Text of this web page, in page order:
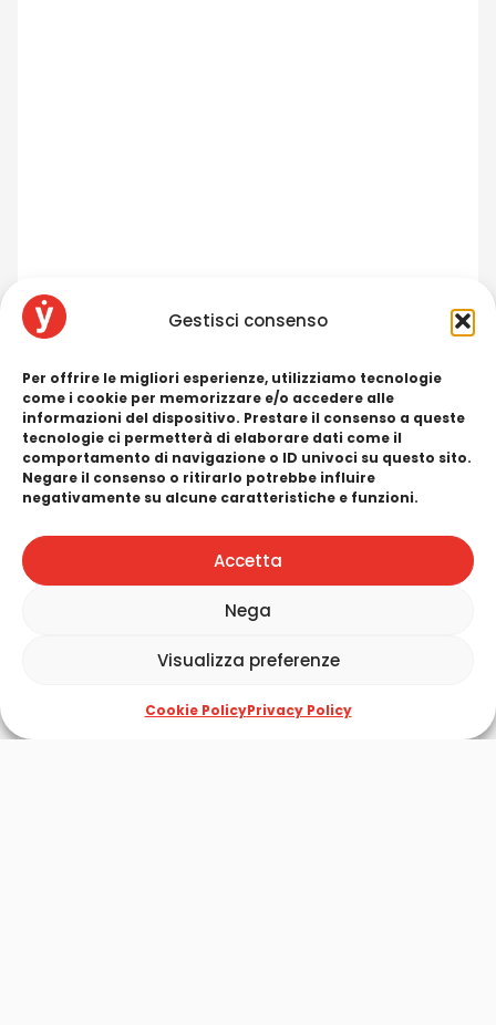
Gestisci consenso
Per offrire le migliori esperienze, utilizziamo tecnologie
come i cookie per memorizzare e/o accedere alle
informazioni del dispositivo. Prestare il consenso a queste
tecnologie ci permetterà di elaborare dati come il
comportamento di navigazione o ID univoci su questo sito.
Negare il consenso o ritirarlo potrebbe influire
negativamente su alcune caratteristiche e funzioni.
Accetta
Nega
Visualizza preferenze
Cookie PolicyPrivacy Policy